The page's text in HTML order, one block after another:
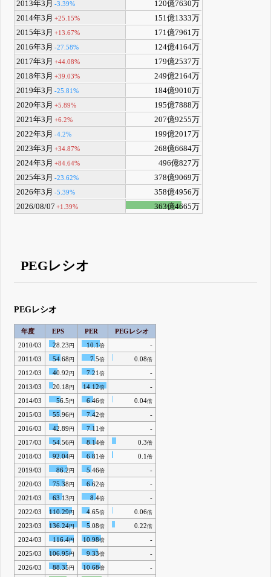
2013年3月 -3.39%
120億7630万
2014年3月 +25.15%
151億1333万
2015年3月 +13.67%
171億7961万
2016年3月 -27.58%
124億4164万
2017年3月 +44.08%
179億2537万
2018年3月 +39.03%
249億2164万
2019年3月 -25.81%
184億9010万
2020年3月 +5.89%
195億7888万
2021年3月 +6.2%
207億9255万
2022年3月 -4.2%
199億2017万
2023年3月 +34.87%
268億6684万
2024年3月 +84.64%
496億827万
2025年3月 -23.62%
378億9069万
2026年3月 -5.39%
358億4956万
2026/08/07 +1.39% 363億4665万
PEGレシオ
PEGレシオ
年度 EPS PER
PEGレシオ
2010/03
28.23 円 10.1倍
-
2011/03
54.68 円 7.5倍 0.08倍
2012/03 40.92 円 7.21倍
-
2013/03
20.18 円 14.12倍
-
2014/03
56.5 円 6.46倍 0.04倍
2015/03 55.96円 7.42倍
-
2016/03
42.89 円 7.11倍
-
2017/03
54.56円 8.14倍 0.3倍
2018/03 92.04円 6.81倍 0.1倍
2019/03 86.2 円 5.46倍
-
2020/03
75.38 円 6.62倍
-
2021/03
63.13 円 8.4倍
-
2022/03
110.29円 4.65倍 0.06倍
2023/03 136.24円 5.08倍 0.22倍
2024/03 116.4円 10.98倍
-
2025/03
106.95円 9.33倍
-
2026/03
88.35 円 10.68倍
-